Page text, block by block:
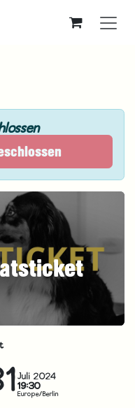
Juli 2024
19:30
Europe/Berlin